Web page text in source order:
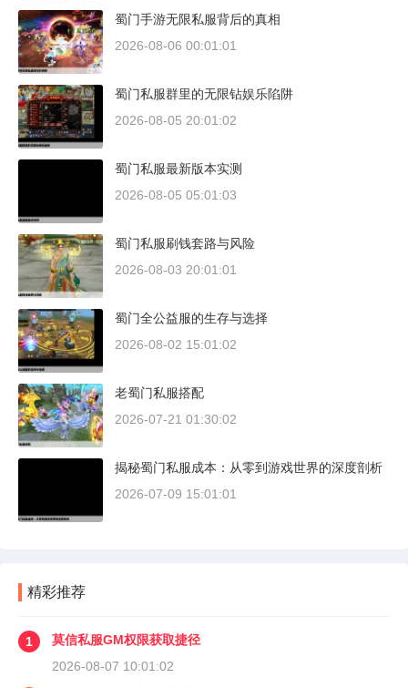
蜀门手游无限私服背后的真相
2026-08-06 00:01:01
蜀门私服群里的无限钻娱乐陷阱
2026-08-05 20:01:02
蜀门私服最新版本实测
2026-08-05 05:01:03
蜀门私服刷钱套路与风险
2026-08-03 20:01:01
蜀门全公益服的生存与选择
2026-08-02 15:01:02
老蜀门私服搭配
2026-07-21 01:30:02
揭秘蜀门私服成本：从零到游戏世界的深度剖析
2026-07-09 15:01:01
精彩推荐
1
莫信私服GM权限获取捷径
2026-08-07 10:01:02